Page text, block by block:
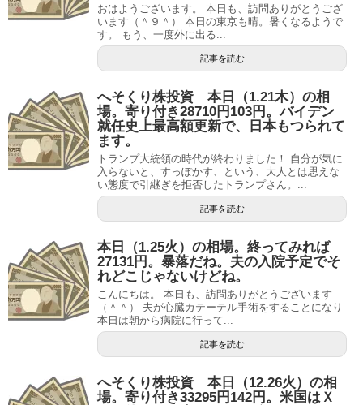
おはようございます。 本日も、訪問ありがとうござ
います（＾９＾） 本日の東京も晴。暑くなるようで
す。 もう、一度外に出る...
記事を読む
へそくり株投資 本日（1.21木）の相
場。寄り付き28710円103円。バイデン
就任史上最高額更新で、日本もつられて
ます。
トランプ大統領の時代が終わりました！ 自分が気に
入らないと、すっぽかす、という、大人とは思えな
い態度で引継ぎを拒否したトランプさん。...
記事を読む
本日（1.25火）の相場。終ってみれば
27131円。暴落だね。夫の入院予定でそ
れどこじゃないけどね。
こんにちは。 本日も、訪問ありがとうございます
（＾＾） 夫が心臓カテーテル手術をすることになり
本日は朝から病院に行って...
記事を読む
へそくり株投資 本日（12.26火）の相
場。寄り付き33295円142円。米国はＸ